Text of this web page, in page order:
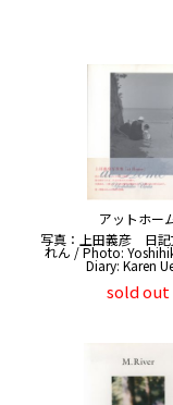
アットホー
写真：上田義彦 日記
れん / Photo:
Diary: Karen
sold out